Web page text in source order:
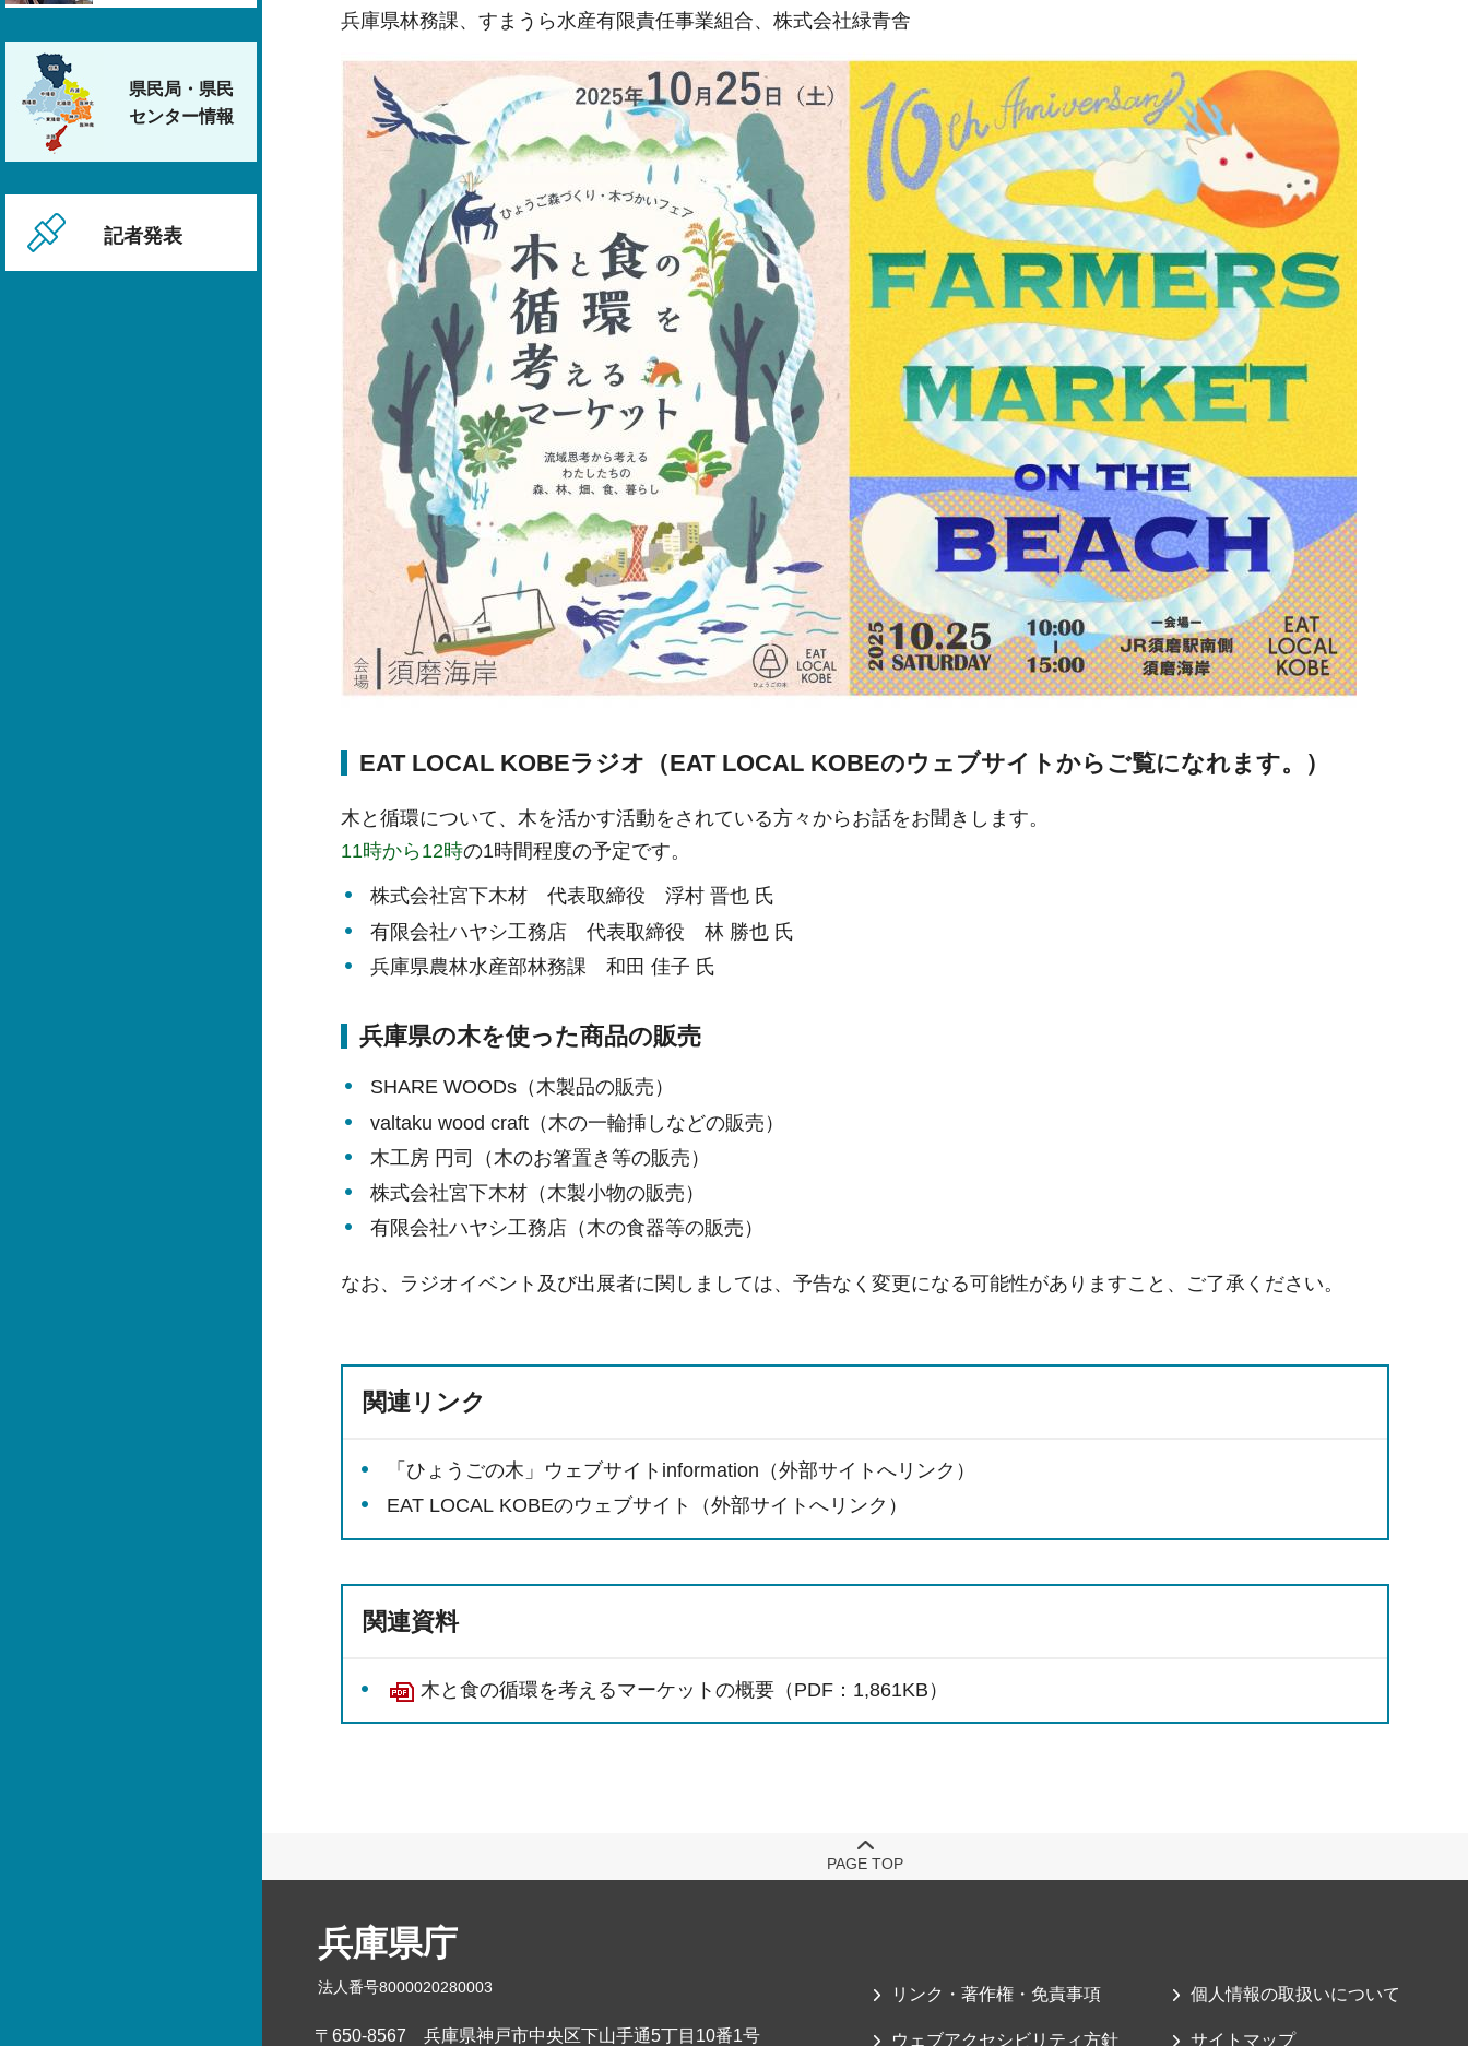
県民局・県民
センター情報
記者発表
兵庫県林務課、すまうら水産有限責任事業組合、株式会社緑青舎
EAT LOCAL KOBEラジオ（EAT LOCAL KOBEのウェブサイトからご覧になれます。）
木と循環について、木を活かす活動をされている方々からお話をお聞きします。
11時から12時の1時間程度の予定です。
株式会社宮下木材 代表取締役 浮村 晋也 氏
有限会社ハヤシ工務店 代表取締役 林 勝也 氏
兵庫県農林水産部林務課 和田 佳子 氏
兵庫県の木を使った商品の販売
SHARE WOODs（木製品の販売）
valtaku wood craft（木の一輪挿しなどの販売）
木工房 円司（木のお箸置き等の販売）
株式会社宮下木材（木製小物の販売）
有限会社ハヤシ工務店（木の食器等の販売）
なお、ラジオイベント及び出展者に関しましては、予告なく変更になる可能性がありますこと、ご了承ください。
関連リンク
「ひょうごの木」ウェブサイトinformation（外部サイトへリンク）
EAT LOCAL KOBEのウェブサイト（外部サイトへリンク）
関連資料
木と食の循環を考えるマーケットの概要（PDF：1,861KB）
PAGE TOP
兵庫県庁
法人番号8000020280003
〒650-8567 兵庫県神戸市中央区下山手通5丁目10番1号
リンク・著作権・免責事項 個人情報の取扱いについて
ウェブアクセシビリティ方針 サイトマップ